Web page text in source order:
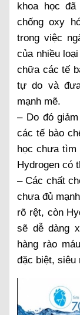
khoa học
chống oxy
trong việc
của nhiều
chữa các tế
tự do và
mạnh mẽ.
– Do đó
các tế bào
học chưa tìm
Hydrogen có
– Các chất
chưa đủ
rõ rệt, còn
sẽ dễ dàng
hàng rào
đặc biệt, siêu